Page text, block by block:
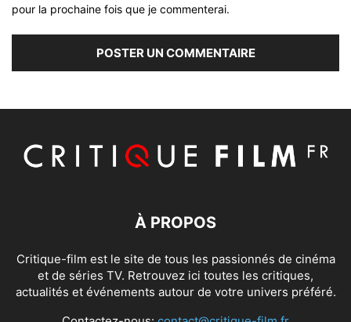
pour la prochaine fois que je commenterai.
À PROPOS
Critique-film est le site de tous les passionnés de cinéma
et de séries TV. Retrouvez ici toutes les critiques,
actualités et événements autour de votre univers préféré.